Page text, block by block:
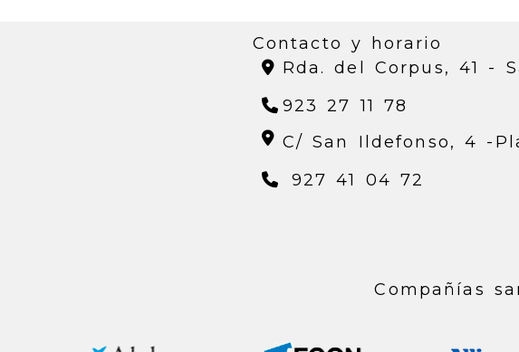
Contacto y horario
Rda. del Corpus, 41 -
923 27 11 78
C/ San Ildefonso, 4 -
927 41 04 72
Compañías